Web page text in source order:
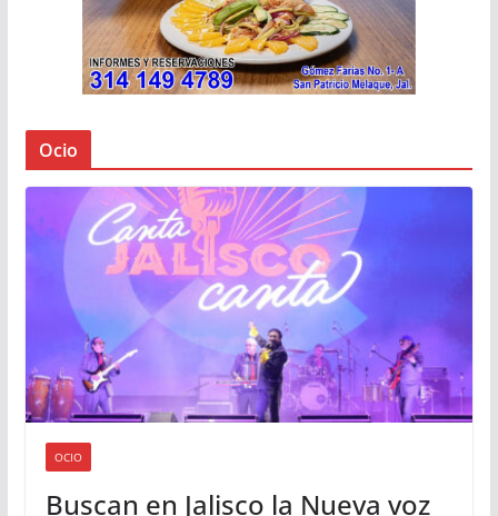
Ocio
OCIO
Buscan en Jalisco la Nueva voz